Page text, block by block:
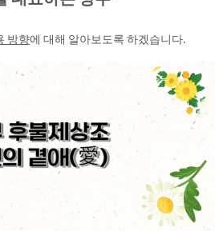
방향에 대해 알아보도록 하겠습니다.